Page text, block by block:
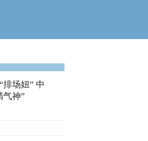
排场妞” 中
气神”